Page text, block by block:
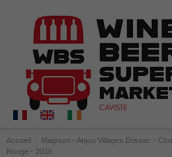
Accueil
Magnum - Anjou Villages Brissac -
Rouge - 2016